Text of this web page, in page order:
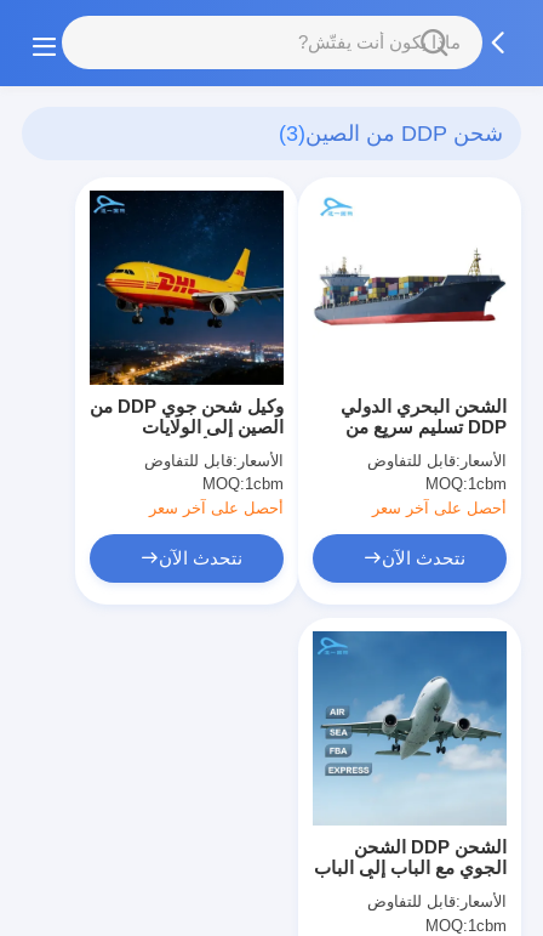
شحن DDP من الصين (3)
وكيل شحن جوي DDP من
الصين إلى الولايات
المتحدة الأمريكية خدمات
التوصيل من الباب إلى
الباب FBA
الأسعار:قابل للتفاوض
MOQ:1cbm
أحصل على آخر سعر
نتحدث الآن
الشحن البحري الدولي
DDP تسليم سريع من
الصين إلى دولة أخرى
الأسعار:قابل للتفاوض
MOQ:1cbm
أحصل على آخر سعر
نتحدث الآن
الشحن DDP الشحن
الجوي مع الباب إلى الباب
التسليم في جميع أنحاء
العالم / التخليص الجمركي
الأسعار:قابل للتفاوض
MOQ:1cbm